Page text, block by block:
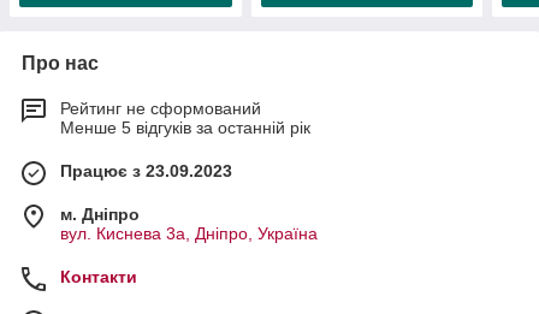
Про нас
Рейтинг не сформований
Менше 5 відгуків за останній рік
Працює з 23.09.2023
м. Дніпро
вул. Киснева 3а, Дніпро, Україна
Контакти